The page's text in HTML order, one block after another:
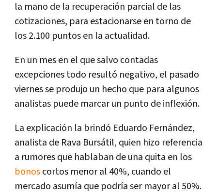
la mano de la recuperación parcial de las
cotizaciones, para estacionarse en torno de
los 2.100 puntos en la actualidad.
En un mes en el que salvo contadas
excepciones todo resultó negativo, el pasado
viernes se produjo un hecho que para algunos
analistas puede marcar un punto de inflexión.
La explicación la brindó Eduardo Fernández,
analista de Rava Bursátil, quien hizo referencia
a rumores que hablaban de una quita en los
bonoscortos menor al 40%, cuando el
mercado asumía que podría ser mayor al 50%.